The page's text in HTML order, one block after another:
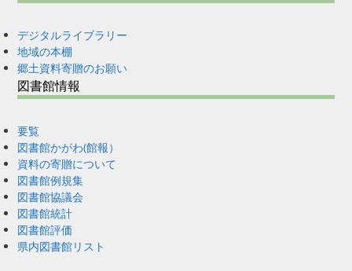
デジタルライブラリー
地域の本棚
郷土資料寄贈のお願い
図書館情報
要覧
図書館かがわ(館報）
資料の寄贈について
図書館例規集
図書館協議会
図書館統計
図書館評価
県内図書館リスト